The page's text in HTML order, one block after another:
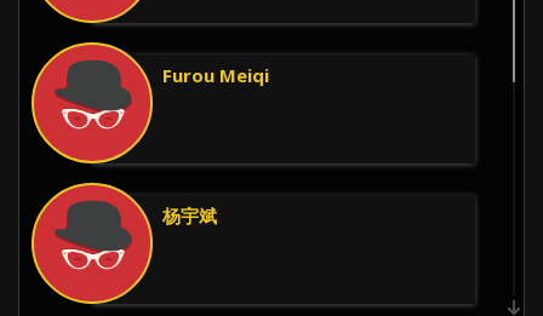
Furou Meiqi
杨宇斌